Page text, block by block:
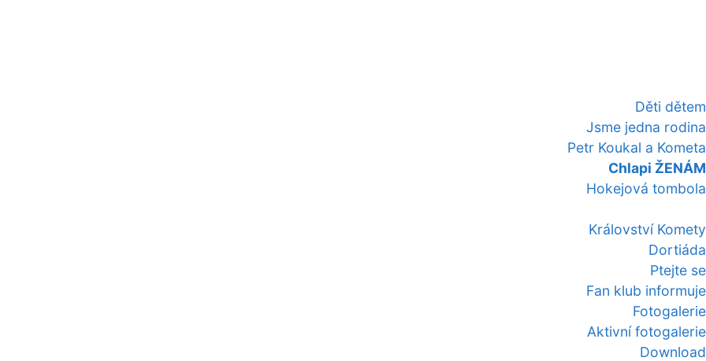
Děti dětem
Jsme jedna rodina
Petr Koukal a Kometa
Chlapi ŽENÁM
Hokejová tombola
Království Komety
Dortiáda
Ptejte se
Fan klub informuje
Fotogalerie
Aktivní fotogalerie
Download